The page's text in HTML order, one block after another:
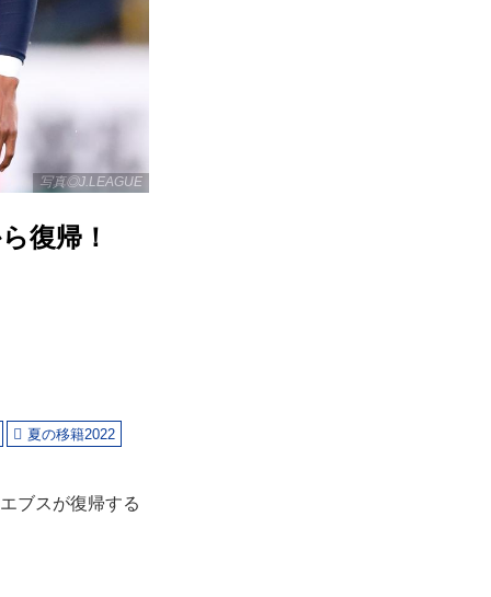
写真◎J.LEAGUE
復帰！
夏の移籍2022
ブスが復帰する